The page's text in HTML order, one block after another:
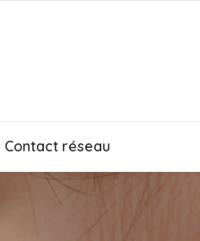
Contact réseau